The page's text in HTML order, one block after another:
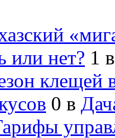
или нет? 1
клещей
0 в